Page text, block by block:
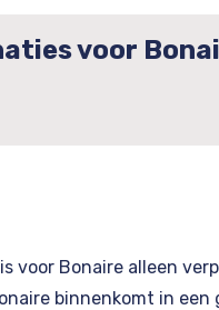
voor
voor Bonaire alleen
binnenkomt in een